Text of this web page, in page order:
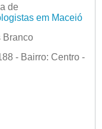
de
em Maceió
Branco
- Bairro: Centro -